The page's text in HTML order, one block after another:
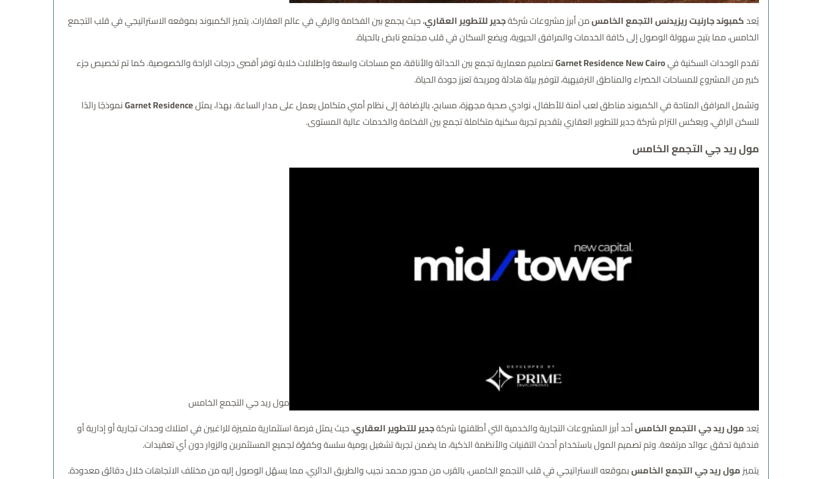
يُعدكمبوند جارنيت ريزيدنس التجمع الخامسمن أبرز مشروعات شركةجدير للتطوير العقاري، حيث يجمع بين الفخامة والرقي في عالم العقارات. يتميز الكمبوند بموقعه الاستراتيجي في قلب التجمع
الخامس، مما يتيح سهولة الوصول إلى كافة الخدمات والمرافق الحيوية، ويضع السكان في قلب مجتمع نابض بالحياة.
تقدم الوحدات السكنية فيGarnet Residence New Cairoتصاميم معمارية تجمع بين الحداثة والأناقة، مع مساحات واسعة وإطلالات خلابة توفر أقصى درجات الراحة والخصوصية. كما تم تخصيص جزء
كبير من المشروع للمساحات الخضراء والمناطق الترفيهية، لتوفير بيئة هادئة ومريحة تعزز جودة الحياة.
وتشمل المرافق المتاحة في الكمبوند مناطق لعب آمنة للأطفال، نوادي صحية مجهزة، مسابح، بالإضافة إلى نظام أمني متكامل يعمل على مدار الساعة. بهذا، يمثلGarnet Residenceنموذجًا رائدًا
للسكن الراقي، ويعكس التزام شركة جدير للتطوير العقاري بتقديم تجربة سكنية متكاملة تجمع بين الفخامة والخدمات عالية المستوى.
مول ريد جي التجمع الخامس
مول ريد جي التجمع الخامس
يُعدمول ريد جي التجمع الخامسأحد أبرز المشروعات التجارية والخدمية التي أطلقتها شركةجدير للتطوير العقاري، حيث يمثل فرصة استثمارية متميزة للراغبين في امتلاك وحدات تجارية أو إدارية أو
فندقية تحقق عوائد مرتفعة. وتم تصميم المول باستخدام أحدث التقنيات والأنظمة الذكية، ما يضمن تجربة تشغيل يومية سلسة وكفؤة لجميع المستثمرين والزوار دون أي تعقيدات.
يتميزمول ريد جي التجمع الخامسبموقعه الاستراتيجي في قلب التجمع الخامس، بالقرب من محور محمد نجيب والطريق الدائري، مما يسهّل الوصول إليه من مختلف الاتجاهات خلال دقائق معدودة.